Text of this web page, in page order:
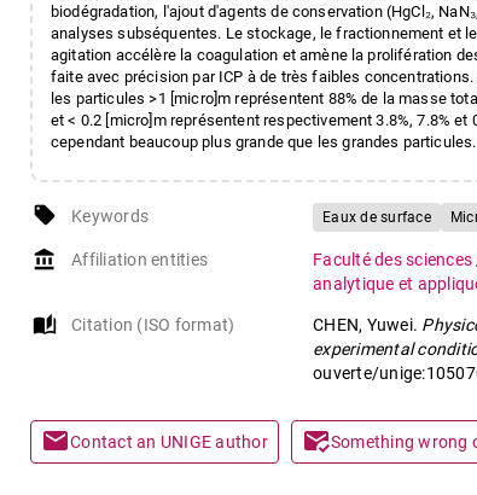
biodégradation, l'ajout d'agents de conservation (HgCl₂,
analyses subséquentes. Le stockage, le fractionnement et
agitation accélère la coagulation et amène la prolifération
faite avec précision par ICP à de très faibles
les particules >1 [micro]m représentent 88% de la masse
et < 0.2 [micro]m représentent respectivement 3.8%, 7.8%
cependant beaucoup plus grande que les grandes particules.
local_offer Keywords Eaux de surface
account_balance Affiliation entities Faculté des sciences
analytique et
auto_stories Citation (ISO format) CHEN, Yuwei.
experimental
ouverte/
mailContact an UNIGE author mark_email_readSomething wrong